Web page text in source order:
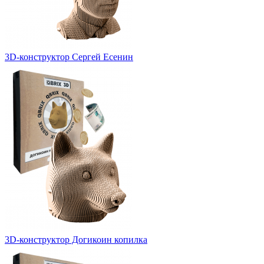
3D-конструктор Сергей Есенин
3D-конструктор Догикоин копилка